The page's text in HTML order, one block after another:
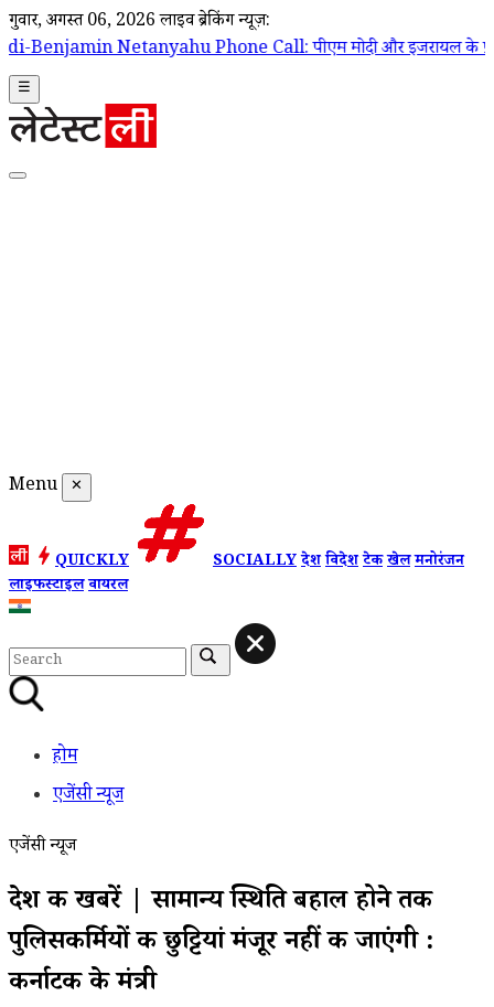
गुरूवार, अगस्त 06, 2026 लाइव ब्रेकिंग न्यूज़:
Phone Call: पीएम मोदी और इजरायल के प्रधानमंत्री बेंजामिन
☰
Menu ✕
QUICKLY SOCIALLYदेशविदेशटेकखेलमनोरंजन
लाइफस्टाइलवायरल
होम
एजेंसी न्यूज
एजेंसी न्यूज
देश की खबरें | सामान्य स्थिति बहाल होने तक
पुलिसकर्मियों की छुट्टियां मंजूर नहीं की जाएंगी :
कर्नाटक के मंत्री